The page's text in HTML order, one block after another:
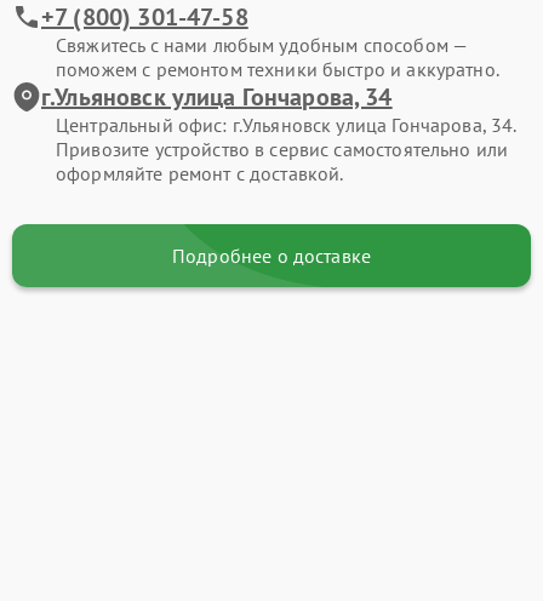
+7 (800) 301-47-58
Свяжитесь с нами любым удобным способом —
поможем с ремонтом техники быстро и аккуратно.
г.Ульяновск улица Гончарова, 34
Центральный офис: г.Ульяновск улица Гончарова, 34.
Привозите устройство в сервис самостоятельно или
оформляйте ремонт с доставкой.
Подробнее о доставке